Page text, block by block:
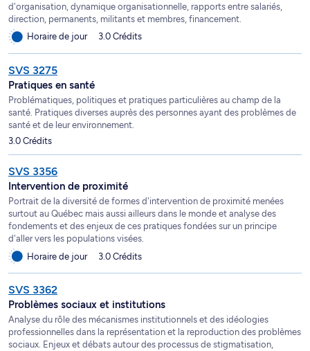
d'organisation, dynamique organisationnelle, rapports entre salariés,
direction, permanents, militants et membres, financement.
Horaire de jour
3.0 Crédits
SVS 3275
Pratiques en santé
Problématiques, politiques et pratiques particulières au champ de la
santé. Pratiques diverses auprès des personnes ayant des problèmes de
santé et de leur environnement.
3.0 Crédits
SVS 3356
Intervention de proximité
Portrait de la diversité de formes d'intervention de proximité menées
surtout au Québec mais aussi ailleurs dans le monde et analyse des
fondements et des enjeux de ces pratiques fondées sur un principe
d'aller vers les populations visées.
Horaire de jour
3.0 Crédits
SVS 3362
Problèmes sociaux et institutions
Analyse du rôle des mécanismes institutionnels et des idéologies
professionnelles dans la représentation et la reproduction des problèmes
sociaux. Enjeux et débats autour des processus de stigmatisation,